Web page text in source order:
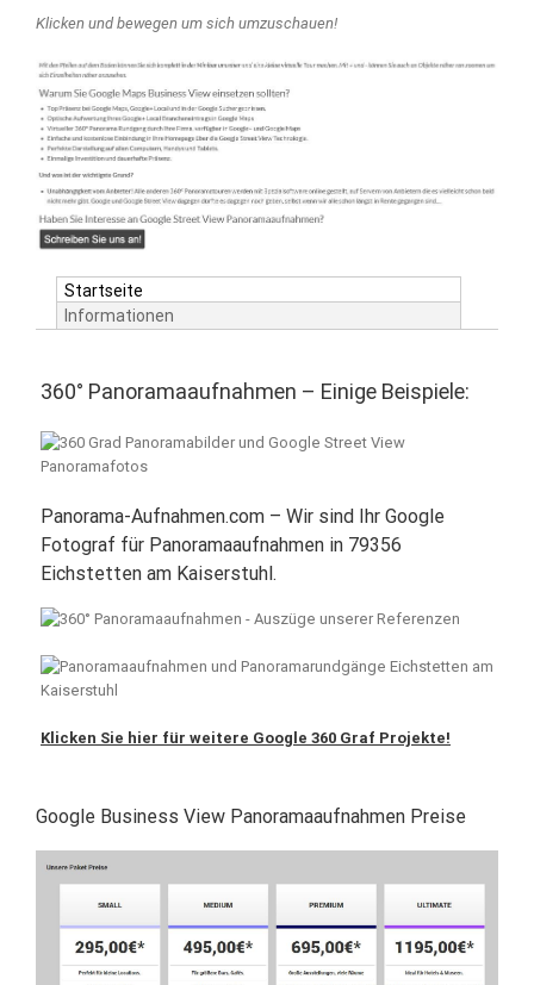
Klicken und bewegen um sich umzuschauen!
Startseite
Informationen
360° Panoramaaufnahmen – Einige Beispiele:
Panorama-Aufnahmen.com – Wir sind Ihr Google
Fotograf für Panoramaaufnahmen in 79356
Eichstetten am Kaiserstuhl.
Klicken Sie hier für weitere Google 360 Graf Projekte!
Google Business View Panoramaaufnahmen Preise